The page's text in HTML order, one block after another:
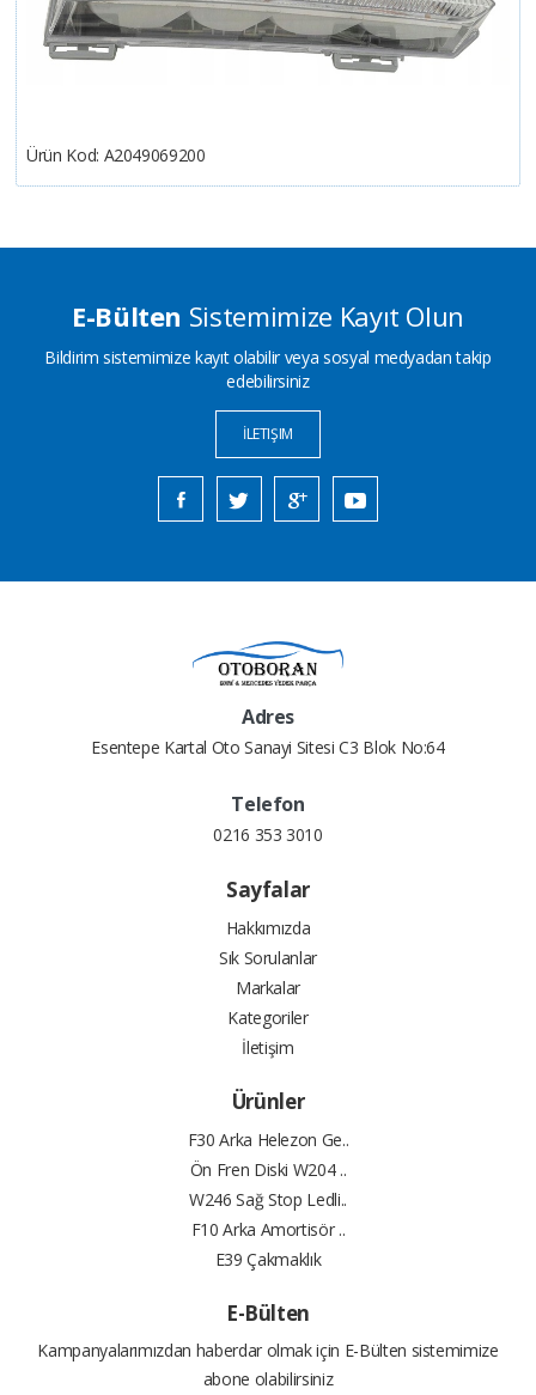
Ürün Kod: A2049069200
E-Bülten Sistemimize Kayıt Olun
Bildirim sistemimize kayıt olabilir veya sosyal medyadan takip
edebilirsiniz
İLETIŞIM
Adres
Esentepe Kartal Oto Sanayi Sitesi C3 Blok No:64
Telefon
0216 353 3010
Sayfalar
Hakkımızda
Sık Sorulanlar
Markalar
Kategoriler
İletişim
Ürünler
F30 Arka Helezon Ge..
Ön Fren Diski W204 ..
W246 Sağ Stop Ledli..
F10 Arka Amortisör ..
E39 Çakmaklık
E-Bülten
Kampanyalarımızdan haberdar olmak için E-Bülten sistemimize
abone olabilirsiniz